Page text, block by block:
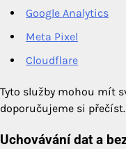
Google Analytics
Meta Pixel
Cloudflare
Tyto služby mohou mít
doporučujeme si přečíst.
Uchovávání dat a